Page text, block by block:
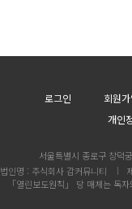
로그인 회원가
개인
서울특별시 종로구 창덕
법인명 : 주식회사 감커뮤니티
「열린보도원칙」 당 매체는 독